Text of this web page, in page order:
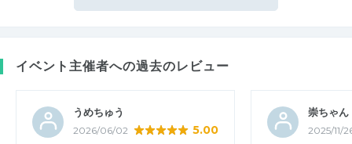
イベント主催者への過去のレビュー
うめちゅう
2026/06/02 5.00
崇ちゃん
2025/11/